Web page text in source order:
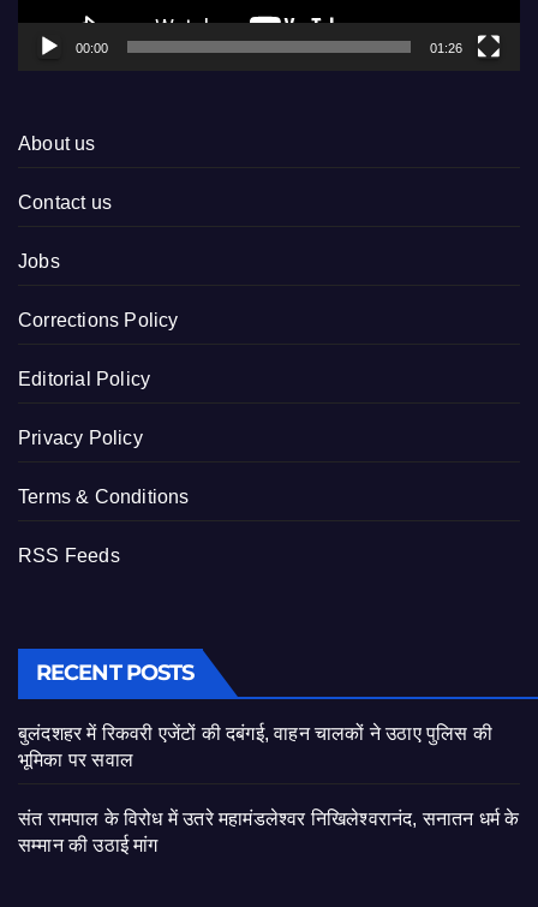
00:00 01:26
About us
Contact us
Jobs
Corrections Policy
Editorial Policy
Privacy Policy
Terms & Conditions
RSS Feeds
RECENT POSTS
बुलंदशहर में रिकवरी एजेंटों की दबंगई, वाहन चालकों ने उठाए पुलिस की
भूमिका पर सवाल
संत रामपाल के विरोध में उतरे महामंडलेश्वर निखिलेश्वरानंद, सनातन धर्म के
सम्मान की उठाई मांग